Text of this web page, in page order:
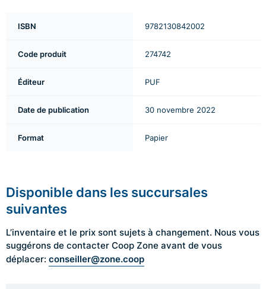
ISBN 9782130842002
Code produit 274742
Éditeur PUF
Date de publication 30 novembre 2022
Format Papier
Disponible dans les succursales
suivantes
L’inventaire et le prix sont sujets à changement. Nous vous
suggérons de contacter Coop Zone avant de vous
déplacer: conseiller@zone.coop